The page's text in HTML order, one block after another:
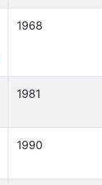
1968
1981
1990